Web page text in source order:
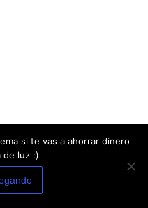
si te vas a ahorrar dinero
de luz :)